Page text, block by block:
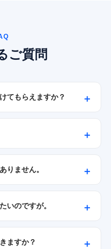
ご質問
てもらえますか？
りません。
いのですが。
ますか？